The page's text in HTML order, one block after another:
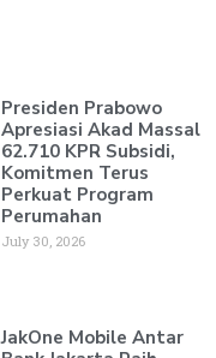
Presiden Prabowo
Apresiasi Akad Massal
62.710 KPR Subsidi,
Komitmen Terus
Perkuat Program
Perumahan
July 30, 2026
JakOne Mobile Antar